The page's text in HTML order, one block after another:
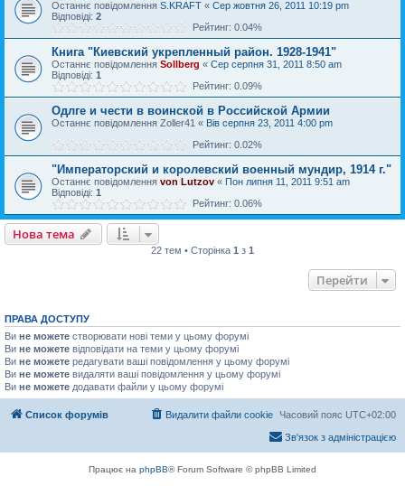
Останнє повідомлення S.KRAFT « Сер жовтня 26, 2011 10:19 pm
Відповіді: 2
Рейтинг: 0.04%
Книга "Киевский укрепленный район. 1928-1941"
Останнє повідомлення Sollberg « Сер серпня 31, 2011 8:50 am
Відповіді: 1
Рейтинг: 0.09%
Одлге и чести в воинской в Российской Армии
Останнє повідомлення Zoller41 « Вів серпня 23, 2011 4:00 pm
Рейтинг: 0.02%
"Императорский и королевский военный мундир, 1914 г."
Останнє повідомлення von Lutzov « Пон липня 11, 2011 9:51 am
Відповіді: 1
Рейтинг: 0.06%
Нова тема
22 тем • Сторінка 1 з 1
Перейти
ПРАВА ДОСТУПУ
Ви не можете створювати нові теми у цьому форумі
Ви не можете відповідати на теми у цьому форумі
Ви не можете редагувати ваші повідомлення у цьому форумі
Ви не можете видаляти ваші повідомлення у цьому форумі
Ви не можете додавати файли у цьому форумі
Список форумів Часовий пояс UTC+02:00
Видалити файли cookie
Зв'язок з адміністрацією
Працює на phpBB® Forum Software © phpBB Limited